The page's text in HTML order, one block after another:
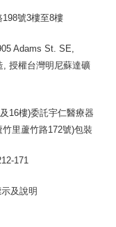
號3樓至8樓
Adams St. SE,
, 授權台灣明尼蘇達礦
16樓)委託宇仁醫療器
里蘆竹路172號)包裝
171
及說明